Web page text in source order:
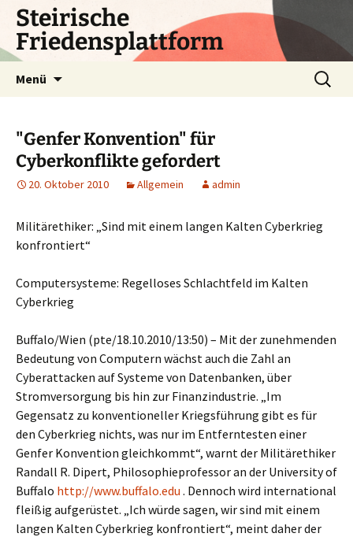
Zum
Inhalt
springen
Steirische
Friedensplattform
Menü
Suchen
nach:
"Genfer Konvention" für
Cyberkonflikte gefordert
20. Oktober 2010 Allgemein admin
Militärethiker: „Sind mit einem langen Kalten Cyberkrieg
konfrontiert“
Computersysteme: Regelloses Schlachtfeld im Kalten
Cyberkrieg
Buffalo/Wien (pte/18.10.2010/13:50) – Mit der zunehmenden
Bedeutung von Computern wächst auch die Zahl an
Cyberattacken auf Systeme von Datenbanken, über
Stromversorgung bis hin zur Finanzindustrie. „Im
Gegensatz zu konventioneller Kriegsführung gibt es für
den Cyberkrieg nichts, was nur im Entferntesten einer
Genfer Konvention gleichkommt“, warnt der Militärethiker
Randall R. Dipert, Philosophieprofessor an der University of
Buffalo http://www.buffalo.edu . Dennoch wird international
fleißig aufgerüstet. „Ich würde sagen, wir sind mit einem
langen Kalten Cyberkrieg konfrontiert“, meint daher der